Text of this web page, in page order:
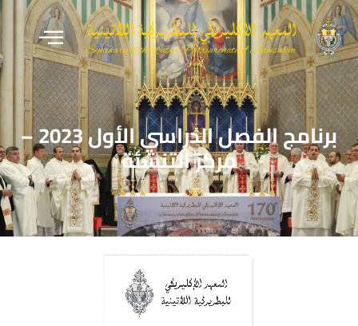
برنامج الفصل الدراسي الأول 2023 –
مركز التنشئة